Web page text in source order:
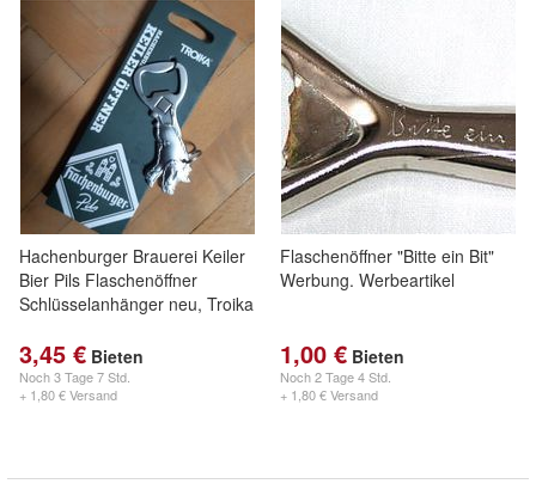
Hachenburger Brauerei Keiler
Bier Pils Flaschenöffner
Schlüsselanhänger neu, Troika
3,45 € Bieten
Noch3 Tage 7 Std.
+ 1,80 € Versand
Flaschenöffner "Bitte ein Bit"
Werbung. Werbeartikel
1,00 € Bieten
Noch2 Tage 4 Std.
+ 1,80 € Versand